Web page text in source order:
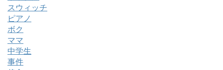
スウィッチ
ピアノ
ボク
ママ
中学生
事件